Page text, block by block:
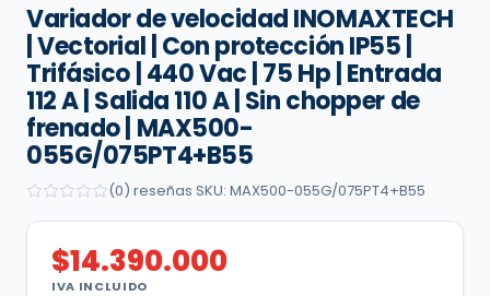
Variador de velocidad INOMAXTECH
| Vectorial | Con protección IP55 |
Trifásico | 440 Vac | 75 Hp | Entrada
112 A | Salida 110 A | Sin chopper de
frenado | MAX500-
055G/075PT4+B55
(0) reseñas SKU: MAX500-055G/075PT4+B55
$14.390.000
IVA INCLUIDO